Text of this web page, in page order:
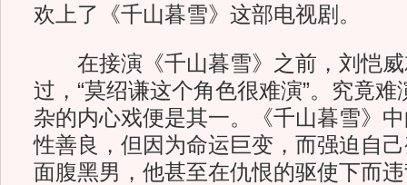
欢上了《千山暮雪》这部电视剧。
在接演《千山暮雪》之前，刘恺威
过，“莫绍谦这个角色很难演”。究竟
杂的内心戏便是其一。《千山暮雪》
性善良，但因为命运巨变，而强迫自
面腹黑男，他甚至在仇恨的驱使下而